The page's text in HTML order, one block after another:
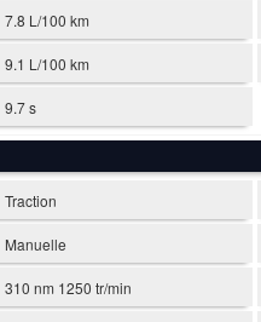
7.8 L/100 km
9.1 L/100 km
9.7 s
Traction
Manuelle
310 nm 1250 tr/min